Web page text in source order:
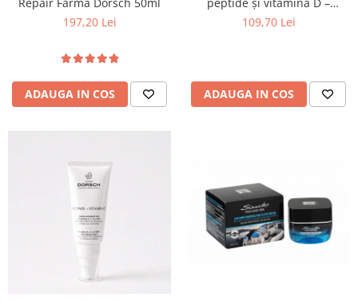
197,20 Lei
ADAUGA IN COS
Dermovita -D Farma Dorsch
109,70 Lei
ADAUGA IN COS